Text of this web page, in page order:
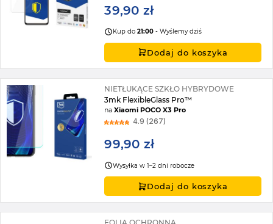
39,90 zł
Kup do21:00 - Wyślemy dziś
Dodaj do koszyka
NIETŁUKĄCE SZKŁO HYBRYDOWE
3mk FlexibleGlass Pro™
naXiaomi POCO X3 Pro
4.9 (267)
99,90 zł
Wysyłka w 1–2 dni robocze
Dodaj do koszyka